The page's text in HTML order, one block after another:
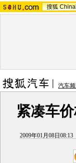
搜狐
汽车
紧凑车
2009年01月08日08:13